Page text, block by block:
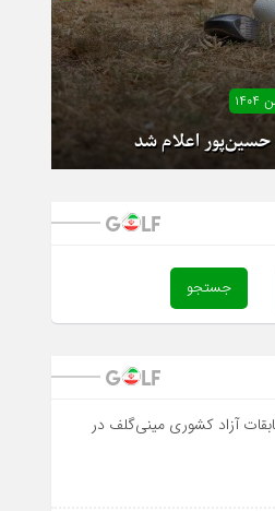
حسین‌پور اعلام شد
یک بانوان از فردا
آزاد کشوری مینی‌گلف در